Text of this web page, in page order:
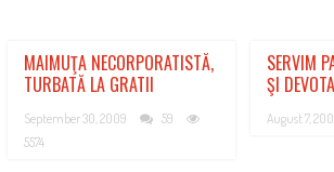
MAIMUŢA NECORPORATISTĂ,
TURBATĂ LA GRATII
September 30, 2009
59
5574
SERVIM
ŞI
August 7,